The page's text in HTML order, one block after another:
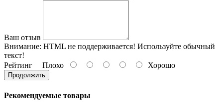
Ваш отзыв
Внимание: HTML не поддерживается! Используйте обычный
текст!
Рейтинг Плохо Хорошо
Продолжить
Рекомендуемые товары